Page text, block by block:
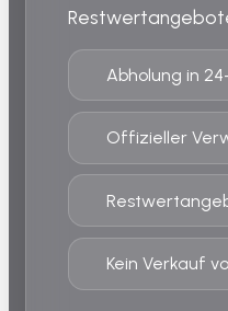
Abholung in
Offizieller
Kein Verkauf